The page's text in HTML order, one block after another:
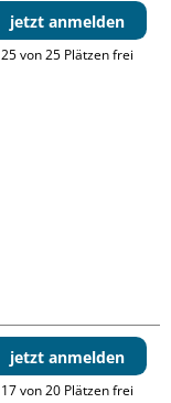
jetzt anmelden
25 von 25 Plätzen frei
jetzt anmelden
17 von 20 Plätzen frei